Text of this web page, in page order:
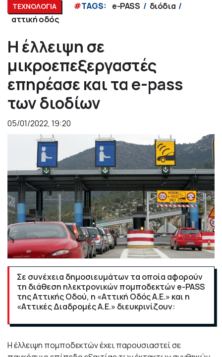
ΤΕΧΝΟΛΟΓΙΑ #TAGS: e-PASS
διόδια
αττική οδός
Η έλλειψη σε
μικροεπεξεργαστές
επηρέασε και τα e-pass
των διοδίων
05/01/2022, 19:20
Σε συνέχεια δημοσιευμάτων τα οποία αφορούν
τη διάθεση ηλεκτρονικών πομποδεκτών e-PASS
της Αττικής Οδού, η «Αττική Οδός Α.Ε.» και η
«Αττικές Διαδρομές Α.Ε.» διευκρινίζουν:
Η έλλειψη πομποδεκτών έχει παρουσιαστεί σε